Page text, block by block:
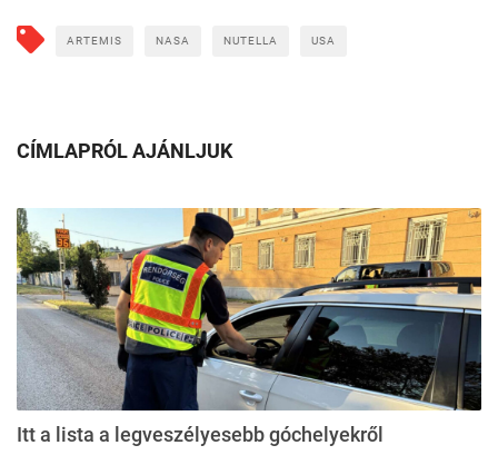
ARTEMIS NASA NUTELLA USA
CÍMLAPRÓL AJÁNLJUK
Itt a lista a legveszélyesebb góchelyekről